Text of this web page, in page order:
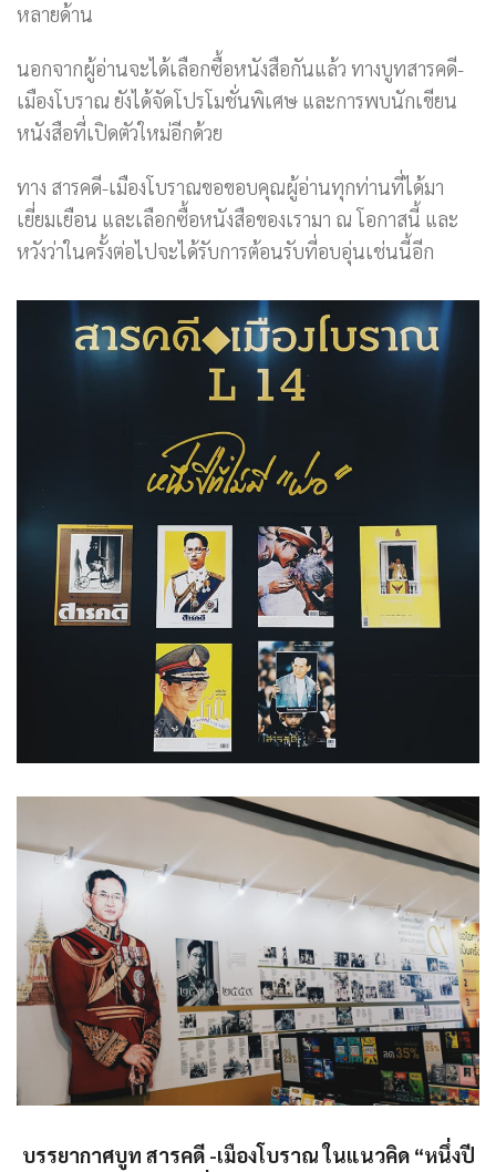
หลายด้าน
นอกจากผู้อ่านจะได้เลือกซื้อหนังสือกันแล้ว ทางบูทสารคดี-
เมืองโบราณ ยังได้จัดโปรโมชั่นพิเศษ และการพบนักเขียน
หนังสือที่เปิดตัวใหม่อีกด้วย
ทาง สารคดี-เมืองโบราณขอขอบคุณผู้อ่านทุกท่านที่ได้มา
เยี่ยมเยือน และเลือกซื้อหนังสือของเรามา ณ โอกาสนี้ และ
หวังว่าในครั้งต่อไปจะได้รับการต้อนรับที่อบอุ่นเช่นนี้อีก
บรรยากาศบูท สารคดี -เมืองโบราณ ในแนวคิด “หนึ่งปี